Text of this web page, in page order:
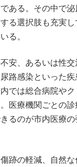
ある。その中で
る選択肢も充実
る。
安、あるいは性
路感染といった
では総合病院や
医療機関ごとの
るのが市内医療
跡の軽減、自然